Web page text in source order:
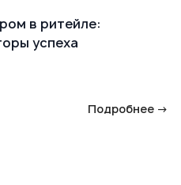
в ритейле:
успеха
Подробнее →